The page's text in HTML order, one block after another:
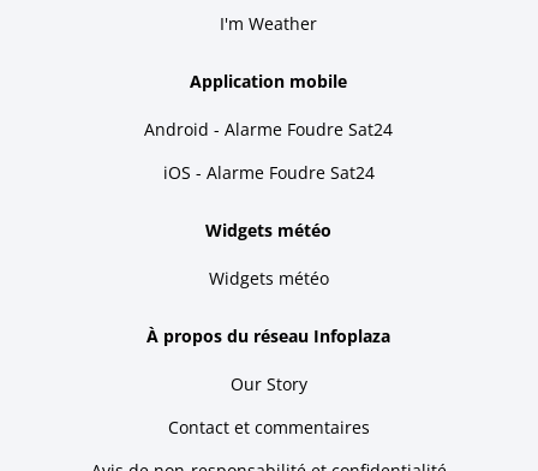
I'm Weather
Application mobile
Android - Alarme Foudre Sat24
iOS - Alarme Foudre Sat24
Widgets météo
Widgets météo
À propos du réseau Infoplaza
Our Story
Contact et commentaires